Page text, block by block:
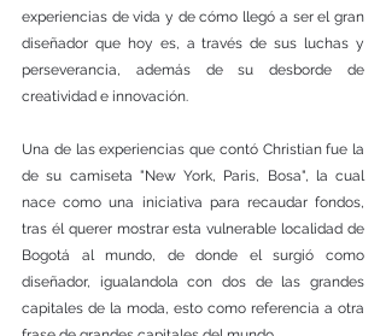
experiencias de vida y de cómo llegó a ser el gran
diseñador que hoy es, a través de sus luchas y
perseverancia, además de su desborde de
creatividad e innovación.
Una de las experiencias que contó Christian fue la
de su camiseta "New York, Paris, Bosa", la cual
nace como una iniciativa para recaudar fondos,
tras él querer mostrar esta vulnerable localidad de
Bogotá al mundo, de donde el surgió como
diseñador, igualandola con dos de las grandes
capitales de la moda, esto como referencia a otra